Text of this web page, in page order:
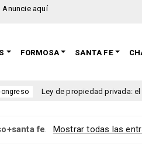
Anuncie aquí
FORMOSA SANTA FE
Ley de propiedad privada: el
fe. Mostrar todas las